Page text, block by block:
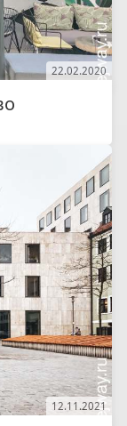
22.02.2020
12.11.2021